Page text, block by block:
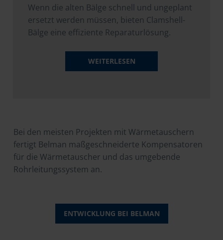
Wenn die alten Bälge schnell und ungeplant
ersetzt werden müssen, bieten Clamshell-
Bälge eine effiziente Reparaturlösung.
WEITERLESEN
Bei den meisten Projekten mit Wärmetauschern
fertigt Belman maßgeschneiderte Kompensatoren
für die Wärmetauscher und das umgebende
Rohrleitungssystem an.
ENTWICKLUNG BEI BELMAN